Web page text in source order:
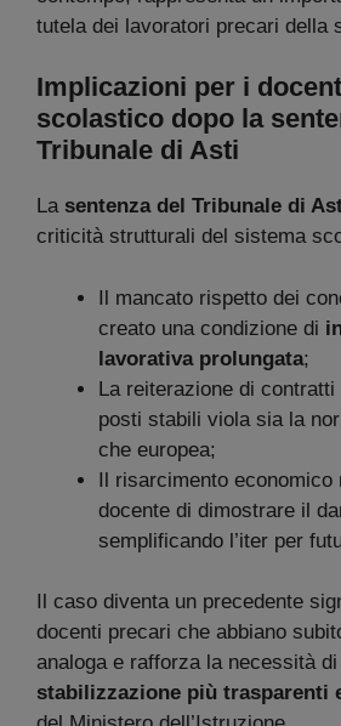
tutela dei lavoratori precari della
Implicazioni per i
scolastico dopo la
Tribunale di Asti
La sentenza del Tribunale di
criticità strutturali del sistema
Il mancato rispetto dei
creato una condizione di
lavorativa prolungata;
La reiterazione di
posti stabili viola sia la
che europea;
Il risarcimento economico
docente di dimostrare il
semplificando l’iter per
Il caso diventa un precedente
docenti precari che abbiano
analoga e rafforza la necessità di
stabilizzazione più trasparenti